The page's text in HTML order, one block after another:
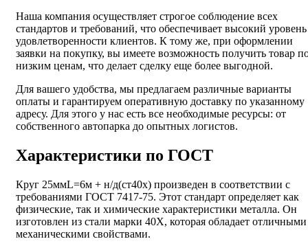
Наша компания осуществляет строгое соблюдение всех
стандартов и требований, что обеспечивает высокий уровень
удовлетворенности клиентов. К тому же, при оформлении
заявки на покупку, вы имеете возможность получить товар
низким ценам, что делает сделку еще более выгодной.
Для вашего удобства, мы предлагаем различные варианты
оплаты и гарантируем оперативную доставку по указанному
адресу. Для этого у нас есть все необходимые ресурсы: от
собственного автопарка до опытных логистов.
Характеристики по ГОСТ
Круг 25ммL=6м + н/д(ст40х) произведен в соответствии с
требованиями ГОСТ 7417-75. Этот стандарт определяет как
физические, так и химические характеристики металла. Он
изготовлен из стали марки 40Х, которая обладает отличными
механическими свойствами.